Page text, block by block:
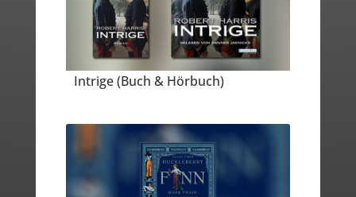
Intrige (Buch & Hörbuch)